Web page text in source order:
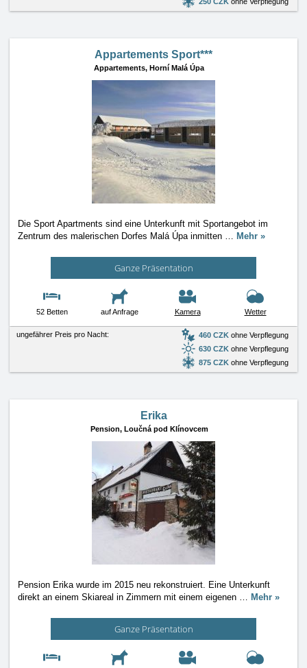
Appartements Sport***
Appartements, Horní Malá Úpa
Die Sport Apartments sind eine Unterkunft mit Sportangebot im
Zentrum des malerischen Dorfes Malá Úpa inmitten … Mehr »
Ganze Präsentation
52 Betten auf Anfrage Kamera Wetter
ungefährer Preis pro Nacht: 460 CZK ohne Verpflegung
630 CZK ohne Verpflegung
875 CZK ohne Verpflegung
Erika
Pension, Loučná pod Klínovcem
Pension Erika wurde im 2015 neu rekonstruiert. Eine Unterkunft
direkt an einem Skiareal in Zimmern mit einem eigenen … Mehr »
Ganze Präsentation